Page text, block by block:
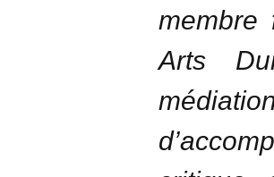
membre
Arts